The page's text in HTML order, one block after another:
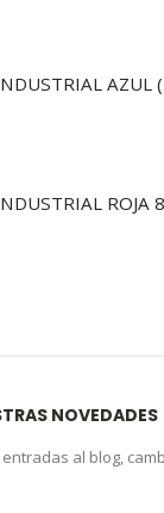
NOVEDADES
al blog,